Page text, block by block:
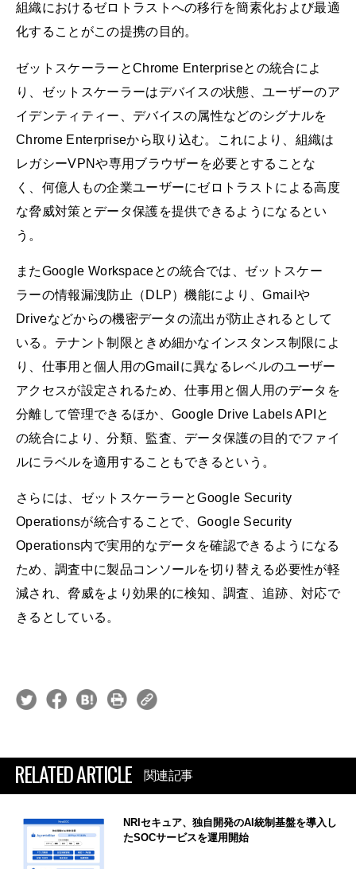
組織におけるゼロトラストへの移行を簡素化および最適
化することがこの提携の目的。
ゼットスケーラーとChrome Enterpriseとの統合によ
り、ゼットスケーラーはデバイスの状態、ユーザーのア
イデンティティー、デバイスの属性などのシグナルを
Chrome Enterpriseから取り込む。これにより、組織は
レガシーVPNや専用ブラウザーを必要とすることな
く、何億人もの企業ユーザーにゼロトラストによる高度
な脅威対策とデータ保護を提供できるようになるとい
う。
またGoogle Workspaceとの統合では、ゼットスケー
ラーの情報漏洩防止（DLP）機能により、Gmailや
Driveなどからの機密データの流出が防止されるとして
いる。テナント制限ときめ細かなインスタンス制限によ
り、仕事用と個人用のGmailに異なるレベルのユーザー
アクセスが設定されるため、仕事用と個人用のデータを
分離して管理できるほか、Google Drive Labels APIと
の統合により、分類、監査、データ保護の目的でファイ
ルにラベルを適用することもできるという。
さらには、ゼットスケーラーとGoogle Security
Operationsが統合することで、Google Security
Operations内で実用的なデータを確認できるようになる
ため、調査中に製品コンソールを切り替える必要性が軽
減され、脅威をより効果的に検知、調査、追跡、対応で
きるとしている。
RELATED ARTICLE 関連記事
NRIセキュア、独自開発のAI統制基盤を導入し
たSOCサービスを運用開始